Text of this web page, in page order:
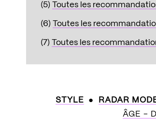
(5) Toutes les
(6) Toutes les
(7) Toutes les
STYLE RADAR
ÂGE -